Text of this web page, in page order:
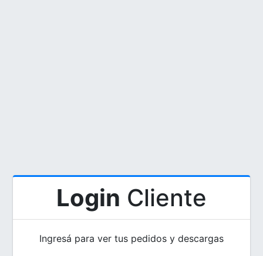
Login Cliente
Ingresá para ver tus pedidos y descargas